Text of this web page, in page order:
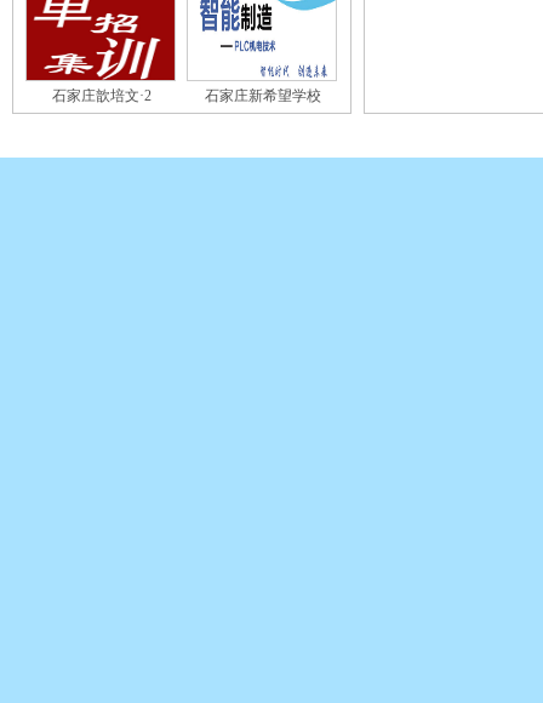
石家庄歆培文·2 石家庄新希望学校